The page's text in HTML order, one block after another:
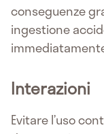
conseguenze
ingestione
Interazioni
Evitare l’uso